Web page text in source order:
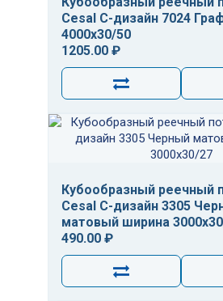
Cesal C-дизайн 7024
4000х30/50
1205.00 ₽
Кубообразный реечный
Cesal C-дизайн 3305
матовый ширина
490.00 ₽